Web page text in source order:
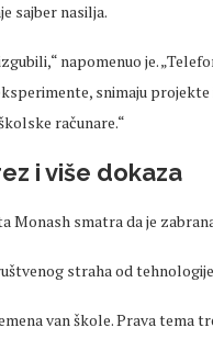
sajber nasilja.
napomenuo je.
snimaju
računare.“
i više dokaza
Monash smatra da je
straha od
van škole. Prava tema